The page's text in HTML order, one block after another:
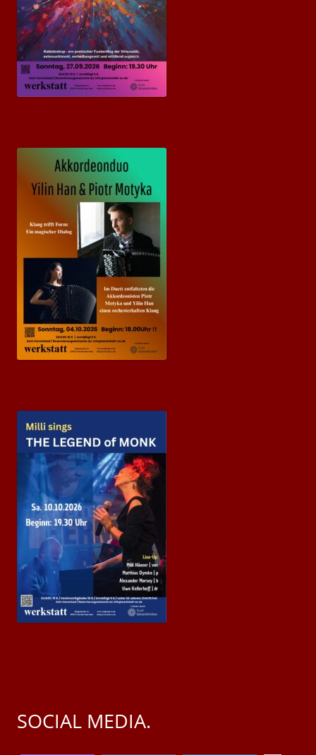
SOCIAL MEDIA.